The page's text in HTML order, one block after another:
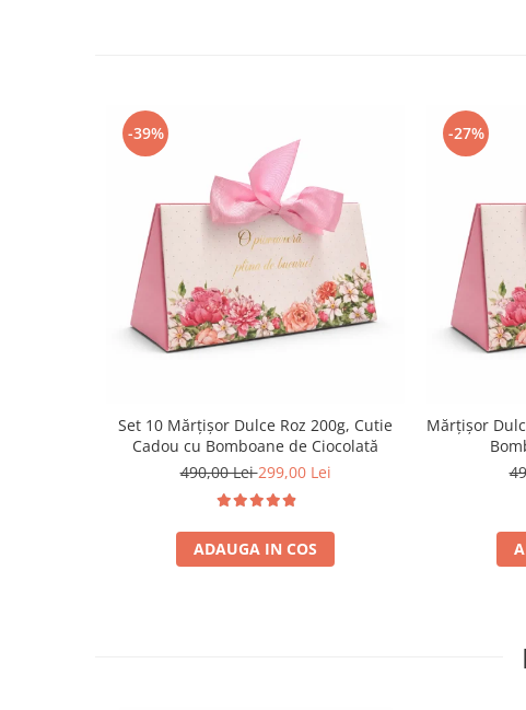
-39%
Set 10 Mărțișor Dulce Roz 200g, Cutie
Cadou cu Bomboane de Ciocolată
490,00 Lei299,00 Lei
ADAUGA IN COS
-27%
Mărțișor